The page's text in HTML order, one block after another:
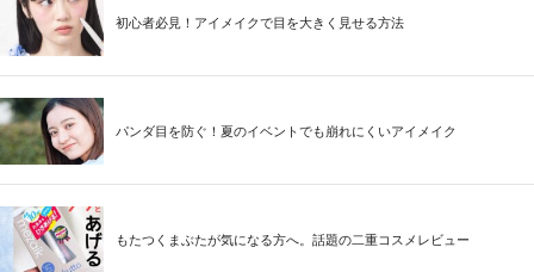
初心者必見！アイメイクで目を大きく見せる方法
パンダ目を防ぐ！夏のイベントでも崩れにくいアイメイク
もたつくまぶたが気になる方へ。話題の二重コスメレビュー